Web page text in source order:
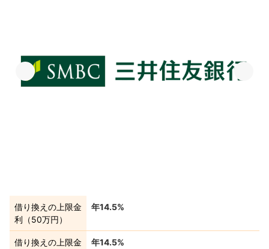
借り換えの上限金
利（50万円）
年14.5%
借り換えの上限金
年14.5%